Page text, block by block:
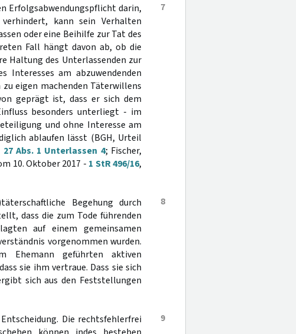
7
Erfolgsabwendungspflicht darin,
kann sein Verhalten
oder eine Beihilfe zur Tat des
Fall hängt davon ab, ob die
Haltung des Unterlassenden zur
Interesses am abzuwendenden
eigen machenden Täterwillens
geprägt ist, dass er sich dem
besonders unterliegt - im
und ohne Interesse am
ablaufen lässt (BGH, Urteil
27 Abs. 1 Unterlassen 4; Fischer,
10. Oktober 2017 - 1 StR 496/16,
8
Begehung durch
dass die zum Tode führenden
auf einem gemeinsamen
vorgenommen wurden.
geführten aktiven
sie ihm vertraue. Dass sie sich
sich aus den Feststellungen
9
Die rechtsfehlerfrei